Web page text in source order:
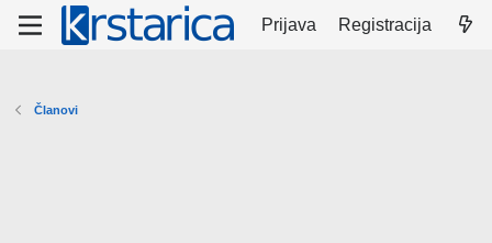
Prijava Registracija
Članovi